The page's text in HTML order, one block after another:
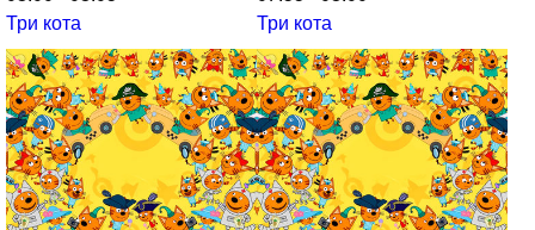
Три кота
Три кота